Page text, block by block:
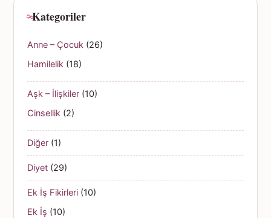
Kategoriler
Anne – Çocuk (26)
Hamilelik (18)
Aşk – İlişkiler (10)
Cinsellik (2)
Diğer (1)
Diyet (29)
Ek İş Fikirleri (10)
Ek İş (10)